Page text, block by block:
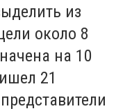
из
около 8
на 10
21